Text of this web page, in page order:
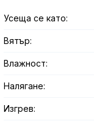
Усеща се като:
Вятър:
Влажност:
Налягане:
Изгрев: